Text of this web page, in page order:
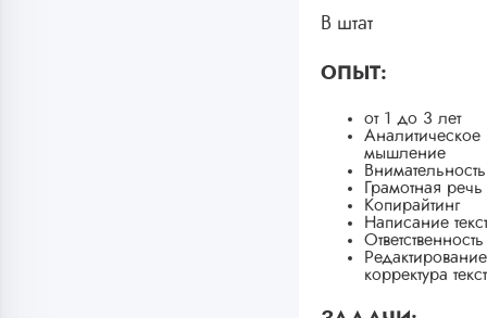
В штат
ОПЫТ:
от 1 до 3 лет
Аналитическое
мышление
Внимательность
Грамотная речь
Копирайтинг
Написание
Ответственность
корректура